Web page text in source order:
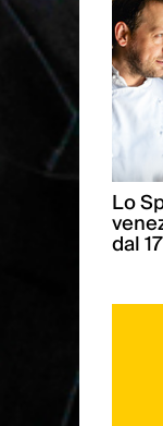
Lo
dal